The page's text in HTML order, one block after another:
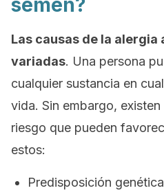
semen?
Las causas de la alergia
variadas. Una persona
cualquier sustancia en
vida. Sin embargo,
riesgo que pueden
estos:
Predisposición